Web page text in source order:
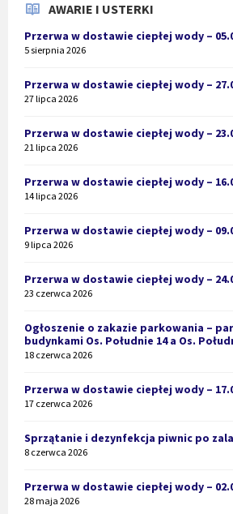
AWARIE I USTERKI
Przerwa w dostawie ciepłej wody –
5 sierpnia 2026
Przerwa w dostawie ciepłej wody –
27 lipca 2026
Przerwa w dostawie ciepłej wody –
21 lipca 2026
Przerwa w dostawie ciepłej wody –
14 lipca 2026
Przerwa w dostawie ciepłej wody –
9 lipca 2026
Przerwa w dostawie ciepłej wody –
23 czerwca 2026
Ogłoszenie o zakazie parkowania –
budynkami Os. Południe 14 a Os.
18 czerwca 2026
Przerwa w dostawie ciepłej wody –
17 czerwca 2026
Sprzątanie i dezynfekcja piwnic po
8 czerwca 2026
Przerwa w dostawie ciepłej wody –
28 maja 2026